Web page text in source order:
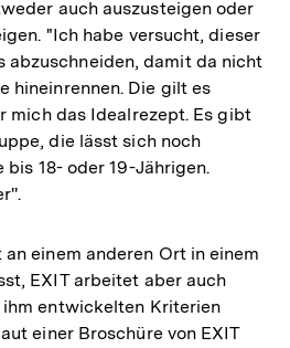
auch auszusteigen oder
"Ich habe versucht, dieser
abzuschneiden, damit da nicht
hineinrennen. Die gilt es
mich das Idealrezept. Es gibt
die lässt sich noch
18- oder 19-Jährigen.
einem anderen Ort in einem
EXIT arbeitet aber auch
entwickelten Kriterien
einer Broschüre von EXIT